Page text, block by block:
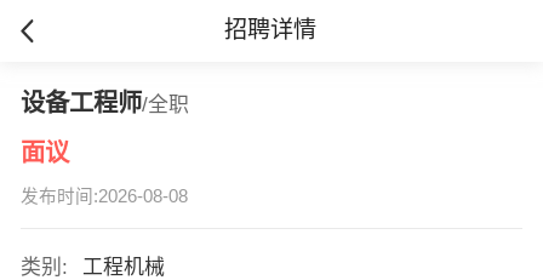
招聘详情
设备工程师/全职
面议
发布时间:2026-08-08
类别:
工程机械